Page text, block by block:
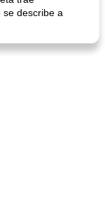
describe a